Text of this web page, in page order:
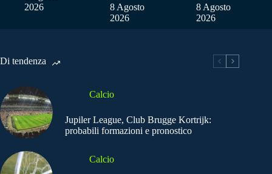
2026
8 Agosto
2026
8 Agosto
2026
Di tendenza
Calcio
Jupiler League, Club Brugge Kortrijk:
probabili formazioni e pronostico
Calcio